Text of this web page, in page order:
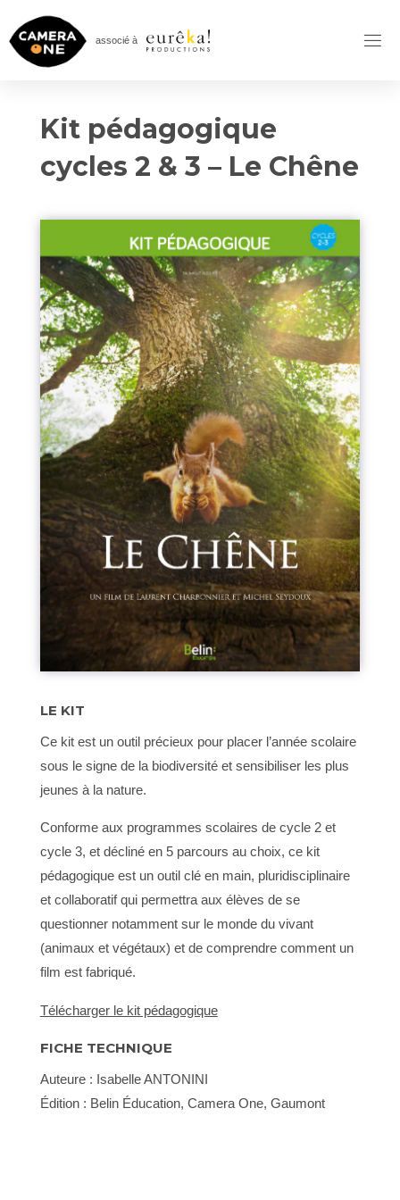
content
associé à
Kit pédagogique
cycles 2 & 3 – Le Chêne
LE KIT
Ce kit est un outil précieux pour placer l’année scolaire
sous le signe de la biodiversité et sensibiliser les plus
jeunes à la nature.
Conforme aux programmes scolaires de cycle 2 et
cycle 3, et décliné en 5 parcours au choix, ce kit
pédagogique est un outil clé en main, pluridisciplinaire
et collaboratif qui permettra aux élèves de se
questionner notamment sur le monde du vivant
(animaux et végétaux) et de comprendre comment un
film est fabriqué.
Télécharger le kit pédagogique
FICHE TECHNIQUE
Auteure : Isabelle ANTONINI
Édition : Belin Éducation, Camera One, Gaumont